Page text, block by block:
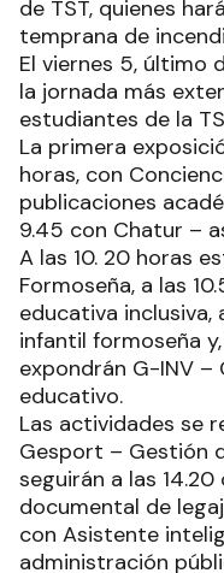
de TST, quienes
temprana de
El viernes 5, último
la jornada más
estudiantes de la
La primera
horas, con
publicaciones
9.45 con Chatur –
A las 10. 20 horas
Formoseña, a las
educativa inclusiva,
infantil formoseña
expondrán G-INV
educativo.
Las actividades se
Gesport – Gestión
seguirán a las
documental de
con Asistente
administración